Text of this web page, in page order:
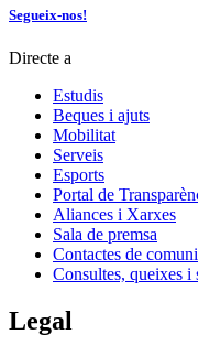
Segueix-nos!
Directe a
Estudis
Beques i ajuts
Mobilitat
Serveis
Esports
Portal de
Aliances i Xarxes
Sala de premsa
Contactes de
Consultes, queixes i
Legal